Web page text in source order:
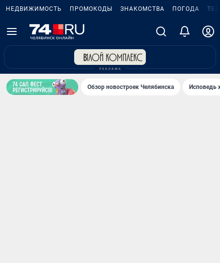
НЕДВИЖИМОСТЬ ПРОМОКОДЫ ЗНАКОМСТВА ПОГОДА
Обзор новостроек Челябинска Исповедь